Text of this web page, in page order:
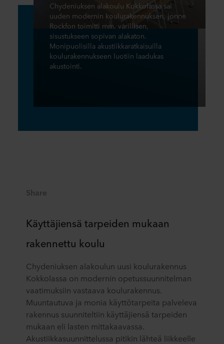
Chydeniuksen alakoulu Kokkolassa sai
uuden modernin koulurakennuksen, jonne
Rockfon toimitti mm. värillisen,
sisustukseen sopivan alakaton.
Monipuolisilla akustiikkaratkaisuilla
koulurakennukseen luotiin laadukas
akustointi.
Share
Käyttäjiensä tarpeiden mukaan
rakennettu koulu
Chydeniuksen alakoulun uusi koulurakennus
Kokkolassa on modernin opetussuunnitelman
vaatimuksiin vastaava koulurakennus.
Muuntautuva ja monia käyttötarpeita palveleva
rakennus suunniteltiin käyttäjiensä tarpeiden
mukaan eli lasten mittakaavassa.
Akustiikkasuunnittelussa pitikin lähteä liikkeelle